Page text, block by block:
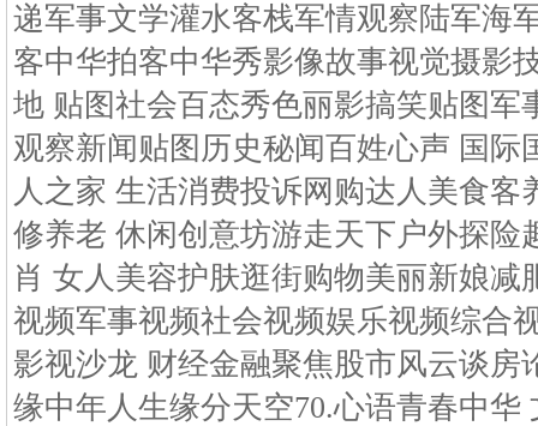
递军事文学灌水客栈军情观察陆军海
客中华拍客中华秀影像故事视觉摄影
地 贴图社会百态秀色丽影搞笑贴图军
观察新闻贴图历史秘闻百姓心声 国际
人之家 生活消费投诉网购达人美食客
修养老 休闲创意坊游走天下户外探险
肖 女人美容护肤逛街购物美丽新娘减
视频军事视频社会视频娱乐视频综合
影视沙龙 财经金融聚焦股市风云谈房
缘中年人生缘分天空70.心语青春中华